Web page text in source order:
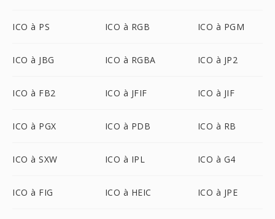
ICO à PS ICO à RGB ICO à PGM
ICO à JBG ICO à RGBA ICO à JP2
ICO à FB2 ICO à JFIF ICO à JIF
ICO à PGX ICO à PDB ICO à RB
ICO à SXW ICO à IPL ICO à G4
ICO à FIG ICO à HEIC ICO à JPE